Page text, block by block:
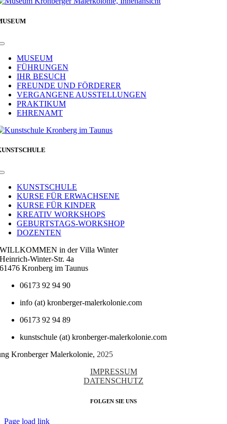
Toggle
NavigationMUSEUM
FÜHRUNGEN
IHR BESUCH
FREUNDE UND FÖRDERER
VERGANGENE AUSSTELLUNGEN
PRAKTIKUM
EHRENAMT
Toggle
NavigationKUNSTSCHULE
KURSE FÜR ERWACHSENE
KURSE FÜR KINDER
KREATIV WORKSHOPS
GEBURTSTAGS-WORKSHOP
DOZENTEN
WILLKOMMEN in der Villa Winter
Heinrich-Winter-Str. 4a
61476 Kronberg im Taunus
06173 92 94 90
info (at) kronberger-malerkolonie.com
06173 92 94 89
kunstschule (at) kronberger-malerkolonie.com
Kronberger Malerkolonie, 2025
IMPRESSUM
DATENSCHUTZ
FOLGEN SIE UNS
Page load link